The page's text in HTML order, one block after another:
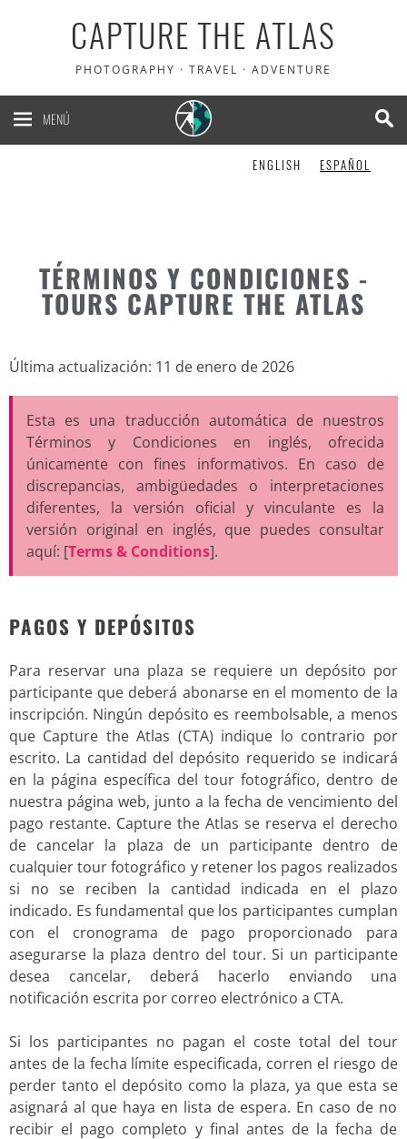
CAPTURE THE ATLAS
PHOTOGRAPHY · TRAVEL · ADVENTURE
MENÚ
ENGLISH ESPAÑOL
TÉRMINOS Y CONDICIONES -
TOURS CAPTURE THE ATLAS
Última actualización: 11 de enero de 2026
Esta es una traducción automática de nuestros
Términos y Condiciones en inglés, ofrecida
únicamente con fines informativos. En caso de
discrepancias, ambigüedades o interpretaciones
diferentes, la versión oficial y vinculante es la
versión original en inglés, que puedes consultar
aquí: [Terms & Conditions].
PAGOS Y DEPÓSITOS
Para reservar una plaza se requiere un depósito por
participante que deberá abonarse en el momento de la
inscripción. Ningún depósito es reembolsable, a menos
que Capture the Atlas (CTA) indique lo contrario por
escrito. La cantidad del depósito requerido se indicará
en la página específica del tour fotográfico, dentro de
nuestra página web, junto a la fecha de vencimiento del
pago restante. Capture the Atlas se reserva el derecho
de cancelar la plaza de un participante dentro de
cualquier tour fotográfico y retener los pagos realizados
si no se reciben la cantidad indicada en el plazo
indicado. Es fundamental que los participantes cumplan
con el cronograma de pago proporcionado para
asegurarse la plaza dentro del tour. Si un participante
desea cancelar, deberá hacerlo enviando una
notificación escrita por correo electrónico a CTA.
Si los participantes no pagan el coste total del tour
antes de la fecha límite especificada, corren el riesgo de
perder tanto el depósito como la plaza, ya que esta se
asignará al que haya en lista de espera. En caso de no
recibir el pago completo y final antes de la fecha de